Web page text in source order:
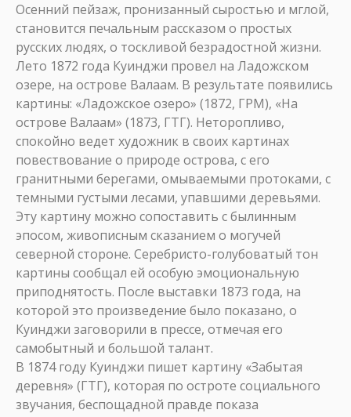
Осенний пейзаж, пронизанный сыростью и мглой,
становится печальным рассказом о простых
русских людях, о тоскливой безрадостной жизни.
Лето 1872 года Куинджи провел на Ладожском
озере, на острове Валаам. В результате появились
картины: «Ладожское озеро» (1872, ГРМ), «На
острове Валаам» (1873, ГТГ). Неторопливо,
спокойно ведет художник в своих картинах
повествование о природе острова, с его
гранитными берегами, омываемыми протоками, с
темными густыми лесами, упавшими деревьями.
Эту картину можно сопоставить с былинным
эпосом, живописным сказанием о могучей
северной стороне. Серебристо-голубоватый тон
картины сообщал ей особую эмоциональную
приподнятость. После выставки 1873 года, на
которой это произведение было показано, о
Куинджи заговорили в прессе, отмечая его
самобытный и большой талант.
В 1874 году Куинджи пишет картину «Забытая
деревня» (ГТГ), которая по остроте социального
звучания, беспощадной правде показа